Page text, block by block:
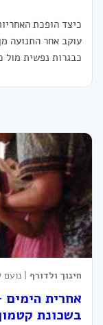
כיצד הופכת
עוקב אחר התנועה
כבגרות נפשית מול
חינוך ולדורף | נועם
אחרית
בשכונת